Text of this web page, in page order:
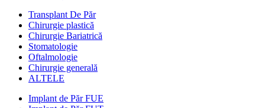
Transplant De Păr
Chirurgie plastică
Chirurgie Bariatrică
Stomatologie
Oftalmologie
Chirurgie generală
ALTELE
Implant de Păr FUE